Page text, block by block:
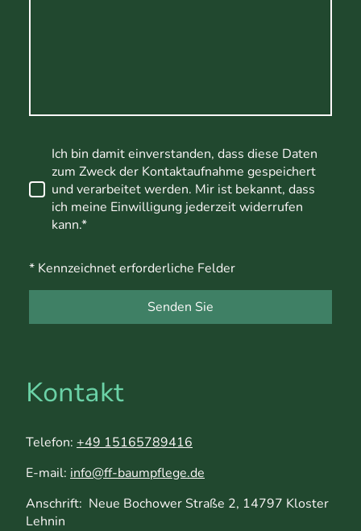
Ich bin damit einverstanden, dass diese Daten
zum Zweck der Kontaktaufnahme gespeichert
und verarbeitet werden. Mir ist bekannt, dass
ich meine Einwilligung jederzeit widerrufen
kann.*
* Kennzeichnet erforderliche Felder
Senden Sie
Kontakt
Telefon: +49 15165789416
E-mail: info@ff-baumpflege.de
Anschrift: Neue Bochower Straße 2, 14797 Kloster
Lehnin